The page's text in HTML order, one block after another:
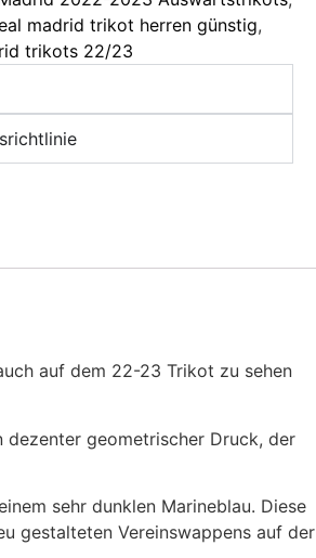
madrid trikot herren günstig,
trikots 22/23
auf dem 22-23 Trikot zu sehen
geometrischer Druck, der
sehr dunklen Marineblau. Diese
gestalteten Vereinswappens auf der